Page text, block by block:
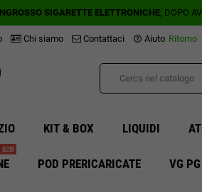
SIGARETTE ELETTRONICHE, DOPO
Chi siamo Contattaci help_outline Aiuto Ritorno
KIT & BOX LIQUIDI
B2B!
POD PRERICARICATE VG